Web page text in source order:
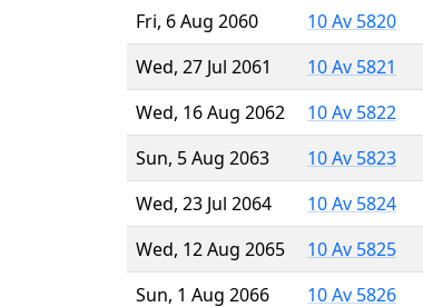
Fri, 6 Aug 2060
10 Av 5820
Wed, 27 Jul 2061
10 Av 5821
Wed, 16 Aug 2062
10 Av 5822
Sun, 5 Aug 2063
10 Av 5823
Wed, 23 Jul 2064
10 Av 5824
Wed, 12 Aug 2065
10 Av 5825
Sun, 1 Aug 2066
10 Av 5826